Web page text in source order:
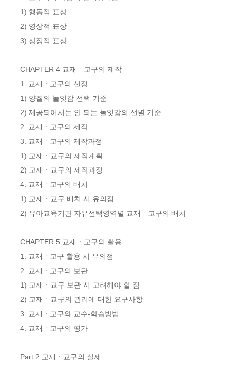
1) 행동적 표상
2) 영상적 표상
3) 상징적 표상
CHAPTER 4 교재ㆍ교구의 제작
1. 교재ㆍ교구의 선정
1) 양질의 놀잇감 선택 기준
2) 제공되어서는 안 되는 놀잇감의 선별 기준
2. 교재ㆍ교구의 제작
3. 교재ㆍ교구의 제작과정
1) 교재ㆍ교구의 제작계획
2) 교재ㆍ교구의 제작과정
4. 교재ㆍ교구의 배치
1) 교재ㆍ교구 배치 시 유의점
2) 유아교육기관 자유선택영역별 교재ㆍ교구의 배치
CHAPTER 5 교재ㆍ교구의 활용
1. 교재ㆍ교구 활용 시 유의점
2. 교재ㆍ교구의 보관
1) 교재ㆍ교구 보관 시 고려해야 할 점
2) 교재ㆍ교구의 관리에 대한 요구사항
3. 교재ㆍ교구와 교수-학습방법
4. 교재ㆍ교구의 평가
Part 2 교재ㆍ교구의 실제